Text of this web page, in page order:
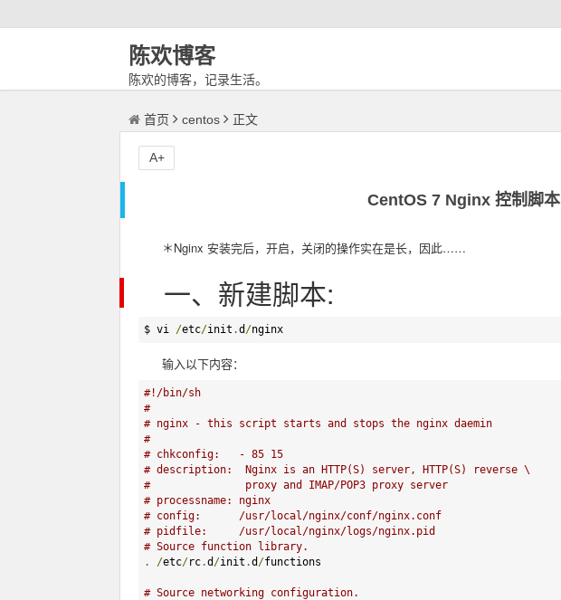
陈欢博客
陈欢的博客，记录生活。
首页 centos 正文
CentOS 7 Nginx 控制脚本
＊Nginx 安装完后，开启，关闭的操作实在是长，因此……
一、新建脚本:
$ vi /etc/init .d /nginx
输入以下内容：
#!/bin/sh
#
# nginx - this script starts and stops the nginx daemin
#
# chkconfig:   - 85 15
# description:  Nginx is an HTTP(S) server, HTTP(S) reverse \
#               proxy and IMAP/POP3 proxy server
# processname: nginx
# config:      /usr/local/nginx/conf/nginx.conf
# pidfile:     /usr/local/nginx/logs/nginx.pid
# Source function library.
.
/etc/rc.d /init .d /functions
# Source networking configuration.
A+